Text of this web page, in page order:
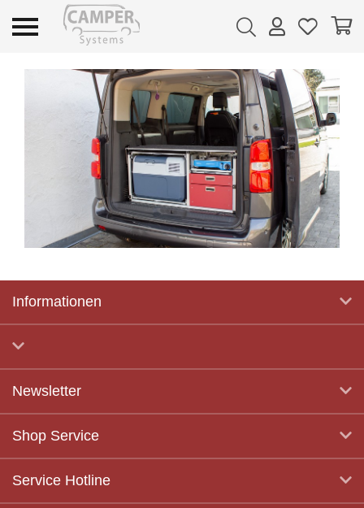
Service Hotline
Shop Service
Informationen
Newsletter